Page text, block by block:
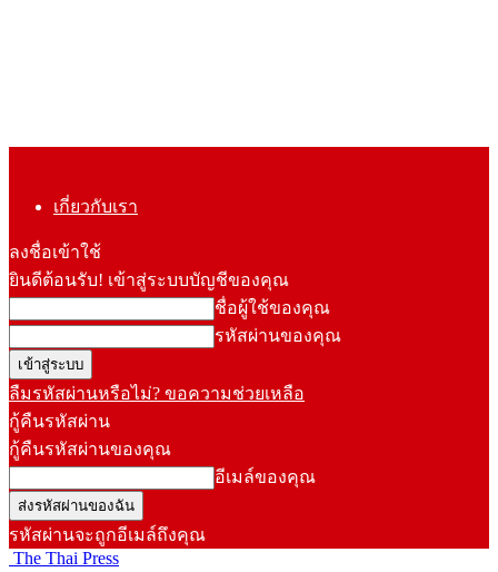
เกี่ยวกับเรา
ลงชื่อเข้าใช้
ยินดีต้อนรับ! เข้าสู่ระบบบัญชีของคุณ
ชื่อผู้ใช้ของคุณ
รหัสผ่านของคุณ
ลืมรหัสผ่านหรือไม่? ขอความช่วยเหลือ
กู้คืนรหัสผ่าน
กู้คืนรหัสผ่านของคุณ
อีเมล์ของคุณ
รหัสผ่านจะถูกอีเมล์ถึงคุณ
The Thai Press